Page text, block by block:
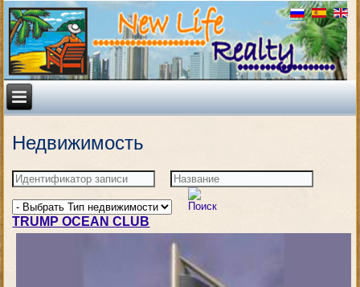
Недвижимость
TRUMP OCEAN CLUB